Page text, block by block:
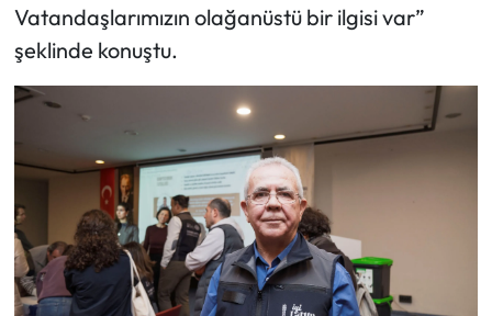
Vatandaşlarımızın olağanüstü bir ilgisi var”
şeklinde konuştu.